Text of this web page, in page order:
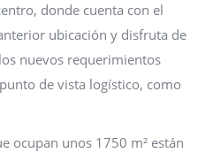
donde cuenta con el
ubicación y disfruta de
nuevos requerimientos
de vista logístico, como
ocupan unos 1750 m² están